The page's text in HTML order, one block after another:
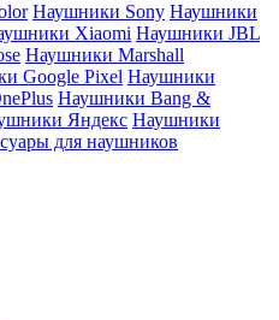
Наушники Sony Наушники
Xiaomi Наушники JBL
Наушники Marshall
Google Pixel Наушники
Наушники Bang &
Яндекс Наушники
для наушников